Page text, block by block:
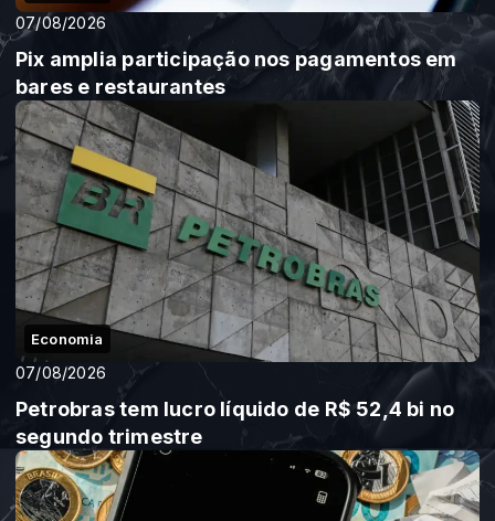
07/08/2026
Pix amplia participação nos pagamentos em
bares e restaurantes
Economia
07/08/2026
Petrobras tem lucro líquido de R$ 52,4 bi no
segundo trimestre